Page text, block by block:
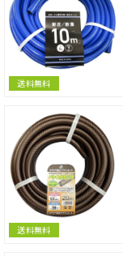
送料無料
送料無料